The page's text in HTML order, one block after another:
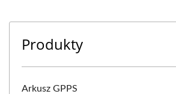
Produkty
Arkusz GPPS